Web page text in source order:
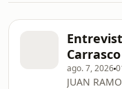
Carrasco
ago. 7, 2026
JUAN